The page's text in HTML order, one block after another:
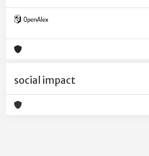
social impact